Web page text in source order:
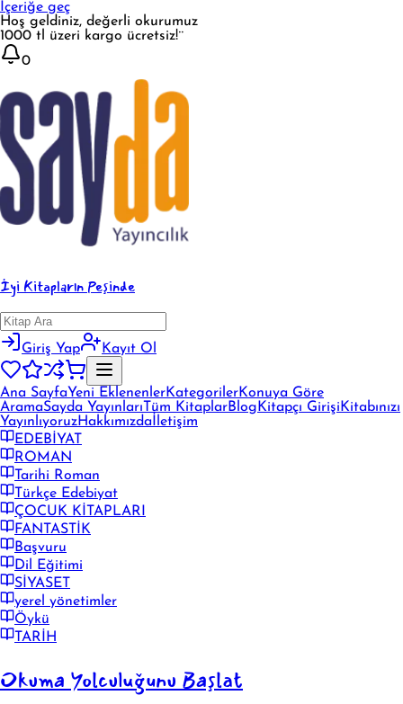
İçeriğe geç
Hoş geldiniz, değerli okurumuz
1000 tl üzeri kargo ücretsiz!¨
0
İyi Kitapların Peşinde
Giriş Yap Kayıt Ol
Ana SayfaYeni EklenenlerKategorilerKonuya Göre
AramaSayda Yayınları Tüm KitaplarBlog Kitapçı Girişi Kitabınızı
YayınlıyoruzHakkımızda İletişim
EDEBİYAT
ROMAN
Tarihi Roman
Türkçe Edebiyat
ÇOCUK KİTAPLARI
FANTASTİK
Başvuru
Dil Eğitimi
SİYASET
yerel yönetimler
Öykü
TARİH
Okuma Yolculuğunu Başlat